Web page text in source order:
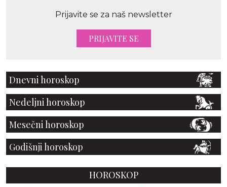
Prijavite se za naš newsletter
PRIJAVITE SE
Dnevni horoskop
Nedeljni horoskop
Mesečni horoskop
Godišnji horoskop
HOROSKOP